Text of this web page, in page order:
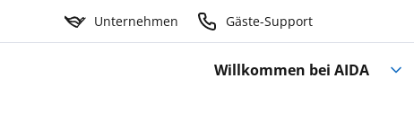
Unternehmen Gäste-Support
Willkommen bei AIDA